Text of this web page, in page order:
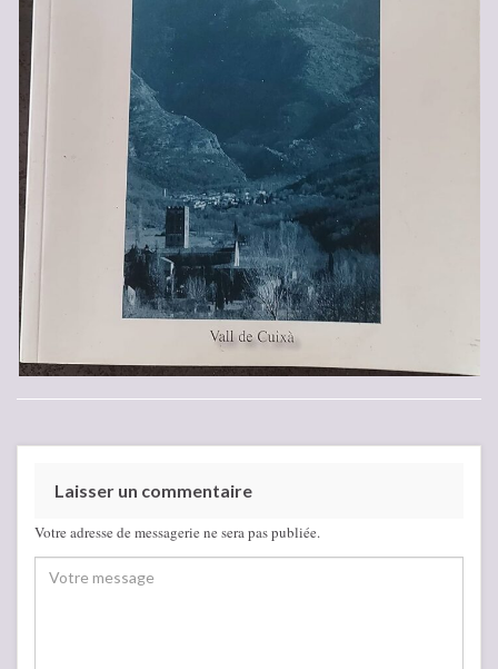
Laisser un commentaire
Votre adresse de messagerie ne sera pas publiée.